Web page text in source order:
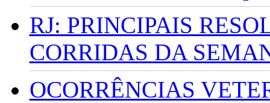
RJ: PRINCIPAIS
CORRIDAS DA
OCORRÊNCIAS